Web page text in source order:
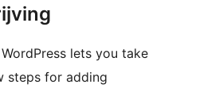
lets you take
steps for adding